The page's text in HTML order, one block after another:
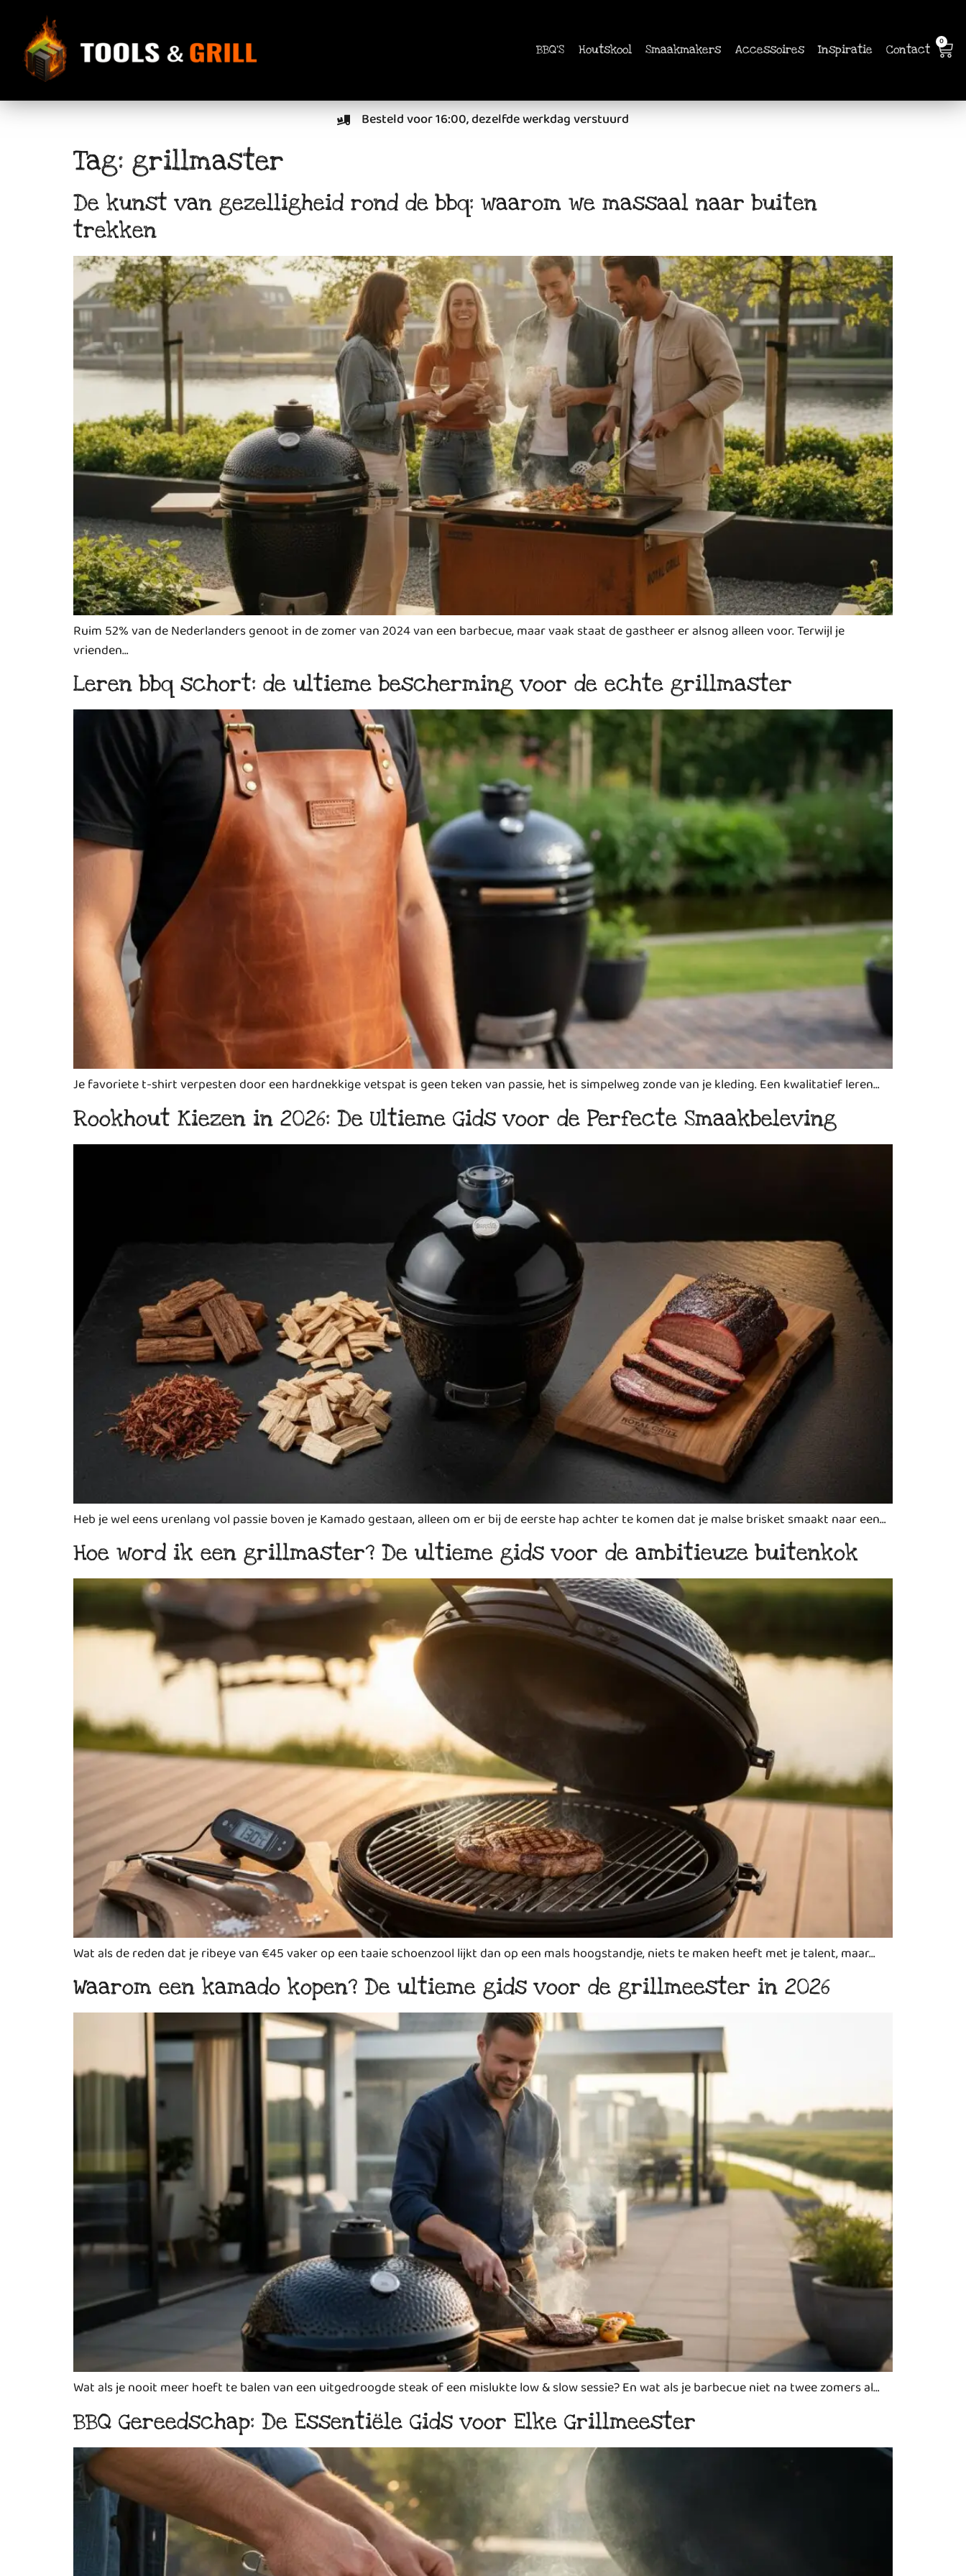
inhoud
BBQ'S Houtskool Smaakmakers Accessoires Inspiratie Contact
0
Besteld voor 16:00, dezelfde werkdag verstuurd
Tag: grillmaster
De kunst van gezelligheid rond de bbq: waarom we massaal naar buiten
trekken
Ruim 52% van de Nederlanders genoot in de zomer van 2024 van een barbecue, maar vaak staat de gastheer er alsnog alleen voor. Terwijl je
vrienden…
Leren bbq schort: de ultieme bescherming voor de echte grillmaster
Je favoriete t-shirt verpesten door een hardnekkige vetspat is geen teken van passie, het is simpelweg zonde van je kleding. Een kwalitatief leren…
Rookhout Kiezen in 2026: De Ultieme Gids voor de Perfecte Smaakbeleving
Heb je wel eens urenlang vol passie boven je Kamado gestaan, alleen om er bij de eerste hap achter te komen dat je malse brisket smaakt naar een…
Hoe word ik een grillmaster? De ultieme gids voor de ambitieuze buitenkok
Wat als de reden dat je ribeye van €45 vaker op een taaie schoenzool lijkt dan op een mals hoogstandje, niets te maken heeft met je talent, maar…
Waarom een kamado kopen? De ultieme gids voor de grillmeester in 2026
Wat als je nooit meer hoeft te balen van een uitgedroogde steak of een mislukte low & slow sessie? En wat als je barbecue niet na twee zomers al…
BBQ Gereedschap: De Essentiële Gids voor Elke Grillmeester